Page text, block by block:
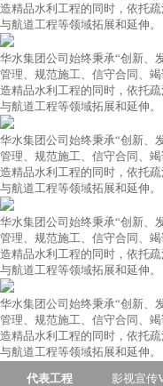
造精品水利工程的同时，依托
与航道工程等领域拓展和延伸。
华水集团公司始终秉承“创新、
管理、规范施工、信守合同、
造精品水利工程的同时，依托
与航道工程等领域拓展和延伸。
华水集团公司始终秉承“创新、
管理、规范施工、信守合同、
造精品水利工程的同时，依托
与航道工程等领域拓展和延伸。
华水集团公司始终秉承“创新、
管理、规范施工、信守合同、
造精品水利工程的同时，依托
与航道工程等领域拓展和延伸。
华水集团公司始终秉承“创新、
管理、规范施工、信守合同、
造精品水利工程的同时，依托
与航道工程等领域拓展和延伸。
代表工程
影视宣传